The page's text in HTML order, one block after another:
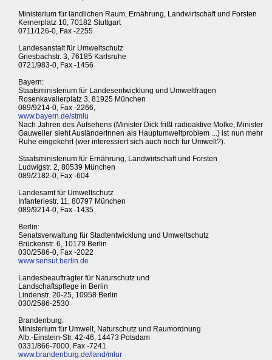
Ministerium für ländlichen Raum, Ernährung, Landwirtschaft und Forsten
Kernerplatz 10, 70182 Stuttgart
0711/126-0, Fax -2255
Landesanstalt für Umweltschutz
Griesbachstr. 3, 76185 Karlsruhe
0721/983-0, Fax -1456
Bayern:
Staatsministerium für Landesentwicklung und Umweltfragen
Rosenkavalierplatz 3, 81925 München
089/9214-0, Fax -2266,
www.bayern.de/stmlu
Nach Jahren des Aufsehens (Minister Dick frißt radioaktive Molke, Minister
Gauweiler sieht AusländerInnen als Hauptumweltproblem ...) ist nun mehr
Ruhe eingekehrt (wer interessiert sich auch noch für Umwelt?).
Staatsministerium für Ernährung, Landwirtschaft und Forsten
Ludwigstr. 2, 80539 München
089/2182-0, Fax -604
Landesamt für Umweltschutz
Infanteriestr. 11, 80797 München
089/9214-0, Fax -1435
Berlin:
Senatsverwaltung für Stadtentwicklung und Umweltschutz
Brückenstr. 6, 10179 Berlin
030/2586-0, Fax -2022
www.sensut.berlin.de
Landesbeauftragter für Naturschutz und
Landschaftspflege in Berlin
Lindenstr. 20-25, 10958 Berlin
030/2586-2530
Brandenburg:
Ministerium für Umwelt, Naturschutz und Raumordnung
Alb.-Einstein-Str. 42-46, 14473 Potsdam
0331/866-7000, Fax -7241
www.brandenburg.de/land/mlur